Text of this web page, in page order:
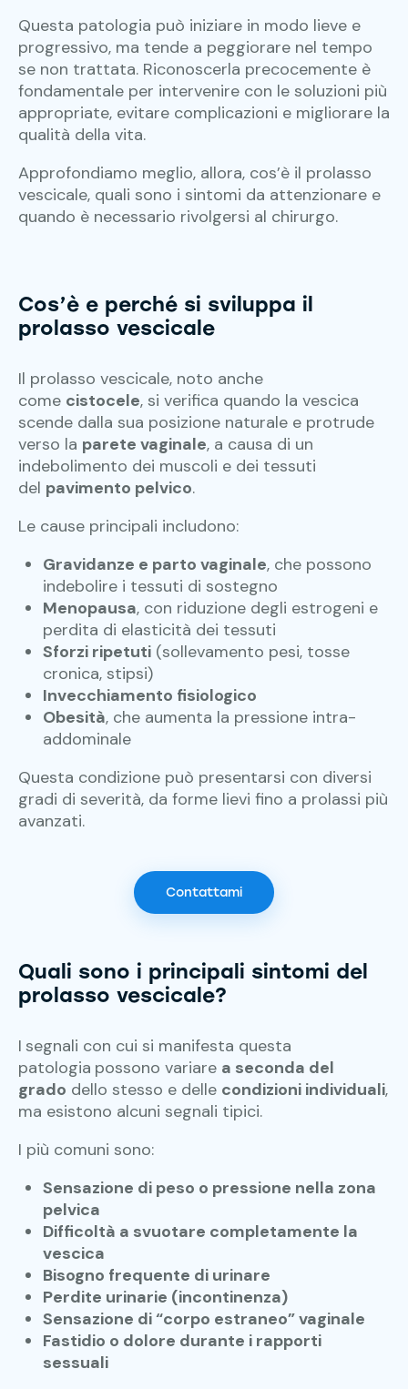
Questa patologia può iniziare in modo lieve e
progressivo, ma tende a peggiorare nel tempo
se non trattata. Riconoscerla precocemente è
fondamentale per intervenire con le soluzioni più
appropriate, evitare complicazioni e migliorare la
qualità della vita.
Approfondiamo meglio, allora, cos’è il prolasso
vescicale, quali sono i sintomi da attenzionare e
quando è necessario rivolgersi al chirurgo.
Cos’è e perché si sviluppa il
prolasso vescicale
Il prolasso vescicale, noto anche
come cistocele, si verifica quando la vescica
scende dalla sua posizione naturale e protrude
verso la parete vaginale, a causa di un
indebolimento dei muscoli e dei tessuti
del pavimento pelvico.
Le cause principali includono:
Gravidanze e parto vaginale, che possono
indebolire i tessuti di sostegno
Menopausa, con riduzione degli estrogeni e
perdita di elasticità dei tessuti
Sforzi ripetuti (sollevamento pesi, tosse
cronica, stipsi)
Invecchiamento fisiologico
Obesità, che aumenta la pressione intra-
addominale
Questa condizione può presentarsi con diversi
gradi di severità, da forme lievi fino a prolassi più
avanzati.
Contattami
Quali sono i principali sintomi del
prolasso vescicale?
I segnali con cui si manifesta questa
patologia possono variare a seconda del
grado dello stesso e delle condizioni individuali,
ma esistono alcuni segnali tipici.
I più comuni sono:
Sensazione di peso o pressione nella zona
pelvica
Difficoltà a svuotare completamente la
vescica
Bisogno frequente di urinare
Perdite urinarie (incontinenza)
Sensazione di “corpo estraneo” vaginale
Fastidio o dolore durante i rapporti
sessuali